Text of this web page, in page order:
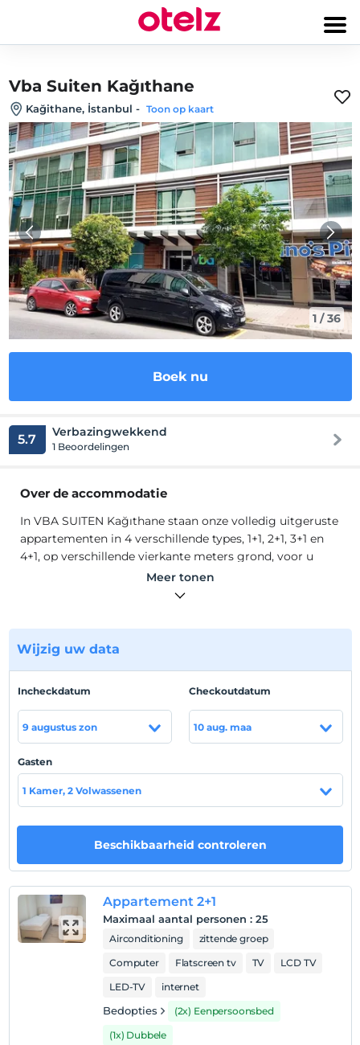
Vba Suiten Kağıthane
Kağithane, İstanbul - Toon op kaart
1 /36
Boek nu
5.7 Verbazingwekkend
1 Beoordelingen
Over de accommodatie
In VBA SUITEN Kağıthane staan onze volledig uitgeruste
appartementen in 4 verschillende types, 1+1, 2+1, 3+1 en
4+1, op verschillende vierkante meters grond, voor u
klaar om aan al uw behoeften te voldoen. Onze
appartementen hebben een koelkast, wasmachine,
satellietuitzendingen en gratis internet
In VBA SUITEN Kağıthane staan onze volledig uitgeruste
klaar om aan al uw behoeften te voldoen. Onze
appartementen hebben een koelkast, wasmachine,
fornuis, aardgas, airconditioning, televisie,
Locatie
Vba Suiten is gevestigd in Kağıthane, op het nieuwe
middelpunt van de pleinen, zakencentra, winkel- en
wooncentra, ziekenhuizen, scholen en vervoer van
Toon op kaart
Meer tonen
Wijzig uw data
Incheckdatum
9 augustus zon
Checkoutdatum
10 aug. maa
Gasten
1 Kamer, 2 Volwassenen
Beschikbaarheid controleren
Appartement 2+1
Maximaal aantal personen : 25
Airconditioning
zittende groep
Computer
Flatscreen tv TV
LCD TV
LED-TV
internet
Bedopties
(2x) Eenpersoonsbed
(1x) Dubbele